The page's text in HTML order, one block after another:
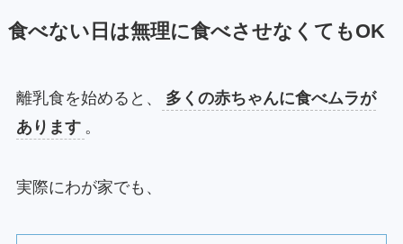
食べない日は無理に食べさせなくてもOK
離乳食を始めると、
多くの赤ちゃんに食べムラが
あります 。
実際にわが家でも、